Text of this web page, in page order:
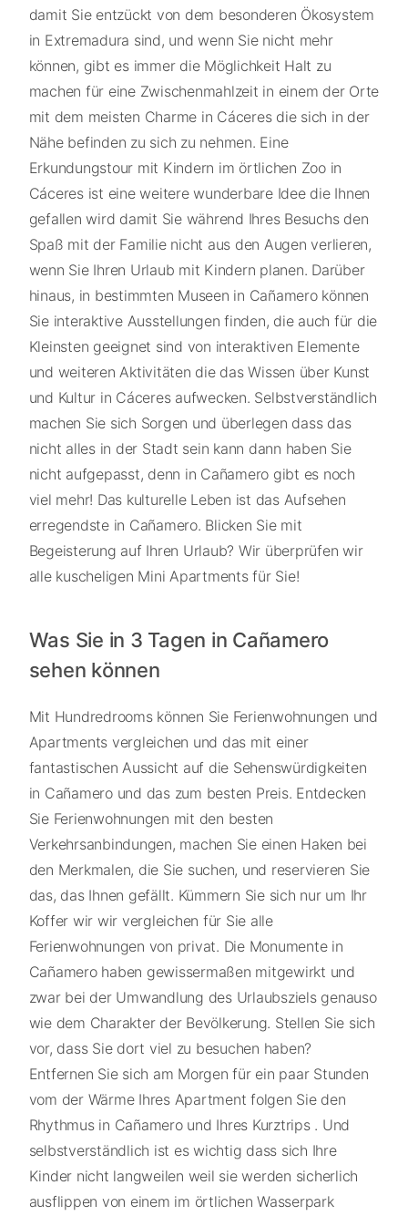
damit Sie entzückt von dem besonderen Ökosystem
in Extremadura sind, und wenn Sie nicht mehr
können, gibt es immer die Möglichkeit Halt zu
machen für eine Zwischenmahlzeit in einem der Orte
mit dem meisten Charme in Cáceres die sich in der
Nähe befinden zu sich zu nehmen. Eine
Erkundungstour mit Kindern im örtlichen Zoo in
Cáceres ist eine weitere wunderbare Idee die Ihnen
gefallen wird damit Sie während Ihres Besuchs den
Spaß mit der Familie nicht aus den Augen verlieren,
wenn Sie Ihren Urlaub mit Kindern planen. Darüber
hinaus, in bestimmten Museen in Cañamero können
Sie interaktive Ausstellungen finden, die auch für die
Kleinsten geeignet sind von interaktiven Elemente
und weiteren Aktivitäten die das Wissen über Kunst
und Kultur in Cáceres aufwecken. Selbstverständlich
machen Sie sich Sorgen und überlegen dass das
nicht alles in der Stadt sein kann dann haben Sie
nicht aufgepasst, denn in Cañamero gibt es noch
viel mehr! Das kulturelle Leben ist das Aufsehen
erregendste in Cañamero. Blicken Sie mit
Begeisterung auf Ihren Urlaub? Wir überprüfen wir
alle kuscheligen Mini Apartments für Sie!
Was Sie in 3 Tagen in Cañamero
sehen können
Mit Hundredrooms können Sie Ferienwohnungen und
Apartments vergleichen und das mit einer
fantastischen Aussicht auf die Sehenswürdigkeiten
in Cañamero und das zum besten Preis. Entdecken
Sie Ferienwohnungen mit den besten
Verkehrsanbindungen, machen Sie einen Haken bei
den Merkmalen, die Sie suchen, und reservieren Sie
das, das Ihnen gefällt. Kümmern Sie sich nur um Ihr
Koffer wir wir vergleichen für Sie alle
Ferienwohnungen von privat. Die Monumente in
Cañamero haben gewissermaßen mitgewirkt und
zwar bei der Umwandlung des Urlaubsziels genauso
wie dem Charakter der Bevölkerung. Stellen Sie sich
vor, dass Sie dort viel zu besuchen haben?
Entfernen Sie sich am Morgen für ein paar Stunden
vom der Wärme Ihres Apartment folgen Sie den
Rhythmus in Cañamero und Ihres Kurztrips . Und
selbstverständlich ist es wichtig dass sich Ihre
Kinder nicht langweilen weil sie werden sicherlich
ausflippen von einem im örtlichen Wasserpark